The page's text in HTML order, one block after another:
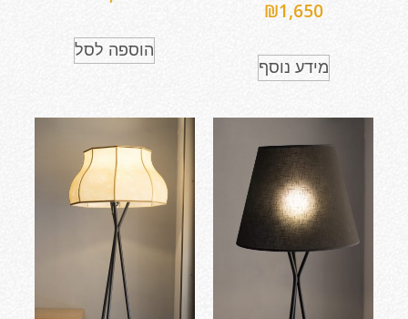
₪1,650
מידע נוסף
הוספה לסל